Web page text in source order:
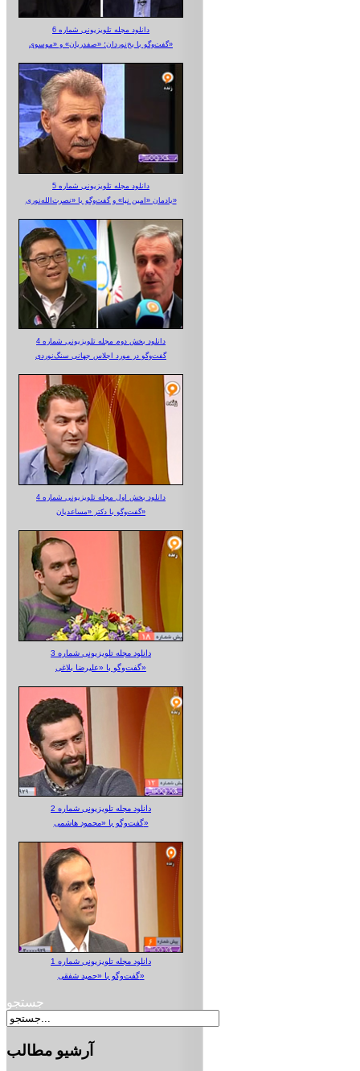
دانلود مجله تلویزیونی شماره 6
گفت‌وگو با یخ‌نوردان؛ «صفدریان» و «موسوی»
دانلود مجله تلویزیونی شماره 5
یادمان «امین نیا» و گفت‌وگو با «نصرت‌الله‌نوری»
دانلود بخش دوم مجله تلویزیونی شماره 4
گفت‌وگو در مورد اجلاس جهانی سنگ‌نوردی
دانلود بخش اول مجله تلویزیونی شماره 4
گفت‌وگو با دکتر «مساعدیان»
دانلود مجله تلویزیونی شماره 3
گفت‌وگو با «علیرضا بلاغی»
دانلود مجله تلویزیونی شماره 2
گفت‌وگو با «محمود هاشمی»
دانلود مجله تلویزیونی شماره 1
گفت‌وگو با «حمید شفقی»
جستجو
آرشیو مطالب